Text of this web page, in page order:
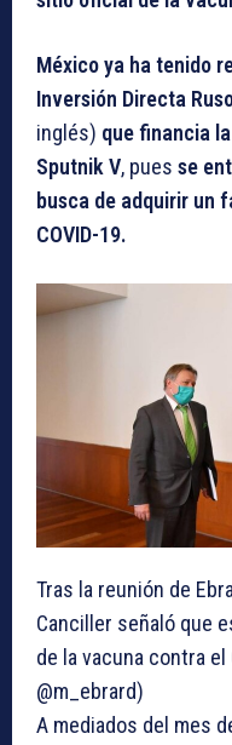
México ya ha tenido
Inversión Directa
inglés) que financia
Sputnik V, pues se
busca de adquirir un
COVID-19.
Tras la reunión de
Canciller señaló que
de la vacuna contra
@m_ebrard)
A mediados del mes